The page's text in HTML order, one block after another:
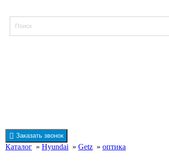
Заказать звонок
Каталог » Hyundai » Getz » оптика